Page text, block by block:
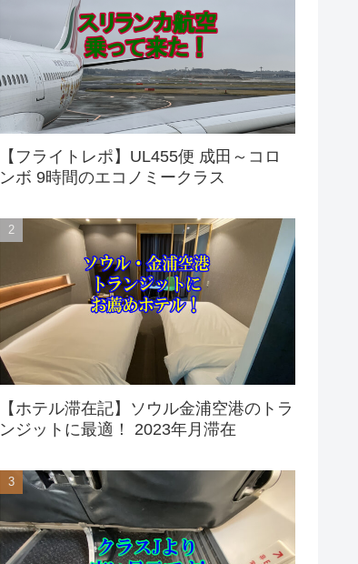
【フライトレポ】UL455便 成田～コロ
ンボ 9時間のエコノミークラス
【ホテル滞在記】ソウル金浦空港のトラ
ンジットに最適！ 2023年月滞在